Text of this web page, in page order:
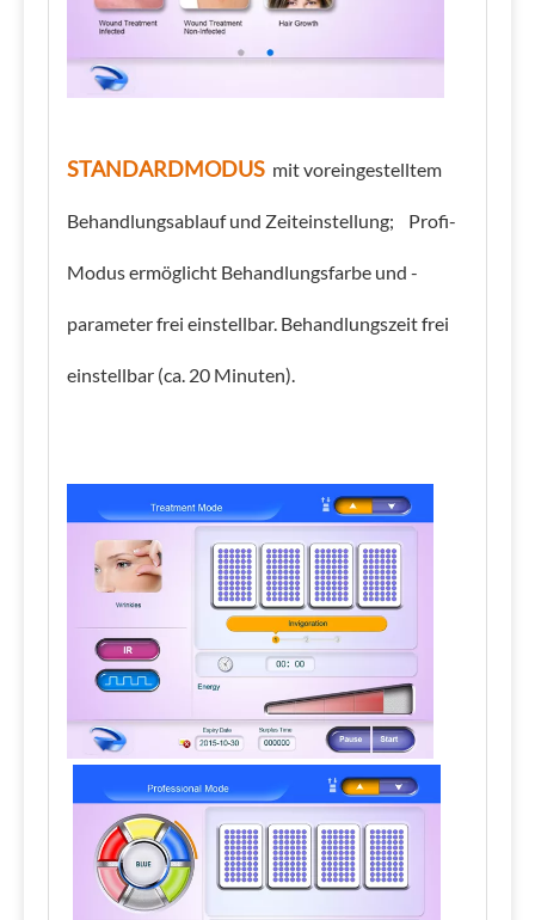
STANDARDMODUS mit voreingestelltem
Behandlungsablauf und Zeiteinstellung; Profi-
Modus ermöglicht Behandlungsfarbe und -
parameter frei einstellbar. Behandlungszeit frei
einstellbar (ca. 20 Minuten).